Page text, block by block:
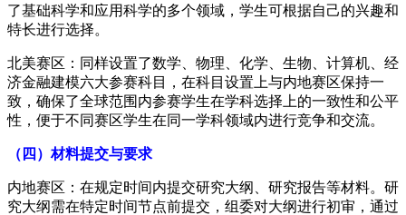
了基础科学和应用科学的多个领域，学生可根据自己的兴趣和
特长进行选择。
北美赛区：同样设置了数学、物理、化学、生物、计算机、经
济金融建模六大参赛科目，在科目设置上与内地赛区保持一
致，确保了全球范围内参赛学生在学科选择上的一致性和公平
性，便于不同赛区学生在同一学科领域内进行竞争和交流。
（四）材料提交与要求
内地赛区：在规定时间内提交研究大纲、研究报告等材料。研
究大纲需在特定时间节点前提交，组委对大纲进行初审，通过